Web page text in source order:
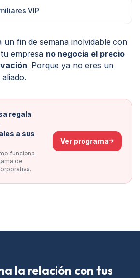
VIP
un fin de semana inolvidable con
empresa no negocia el precio
. Porque ya no eres un
regala
a sus
funciona
de
Ver programa
la relación con tus